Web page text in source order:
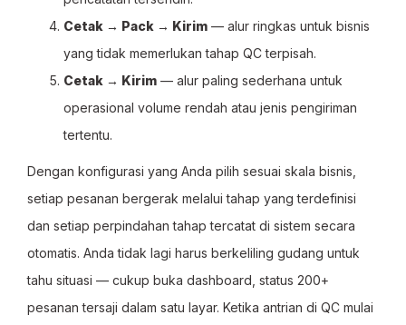
Cetak → Pack → Kirim — alur ringkas untuk bisnis
yang tidak memerlukan tahap QC terpisah.
Cetak → Kirim — alur paling sederhana untuk
operasional volume rendah atau jenis pengiriman
tertentu.
Dengan konfigurasi yang Anda pilih sesuai skala bisnis,
setiap pesanan bergerak melalui tahap yang terdefinisi
dan setiap perpindahan tahap tercatat di sistem secara
otomatis. Anda tidak lagi harus berkeliling gudang untuk
tahu situasi — cukup buka dashboard, status 200+
pesanan tersaji dalam satu layar. Ketika antrian di QC mulai